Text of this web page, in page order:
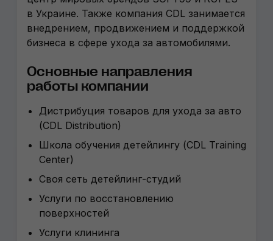
в Украине. Также компания CDL занимается
внедрением, продвижением и поддержкой
бизнеса в сфере ухода за автомобилями.
Основные направления
работы компании
Дистрибуция товаров для ухода за авто
(CDL Distribution)
Школа обучения детейлингу (CDL Training
Center)
Своя сеть детейлинг-студий
Услуги по восстановлению
поверхностей
Услуги клининга